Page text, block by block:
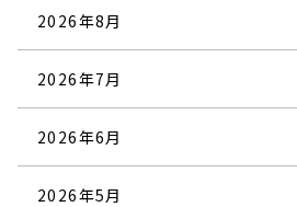
2026年8月
2026年7月
2026年6月
2026年5月